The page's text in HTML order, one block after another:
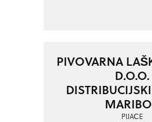
PIVOVARNA
D.O.O.
PIJAČE